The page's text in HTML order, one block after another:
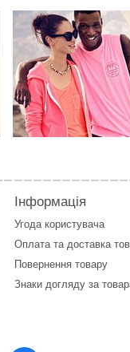
Інформація
Угода користувача
Оплата та доставка
Повернення товару
Знаки догляду за